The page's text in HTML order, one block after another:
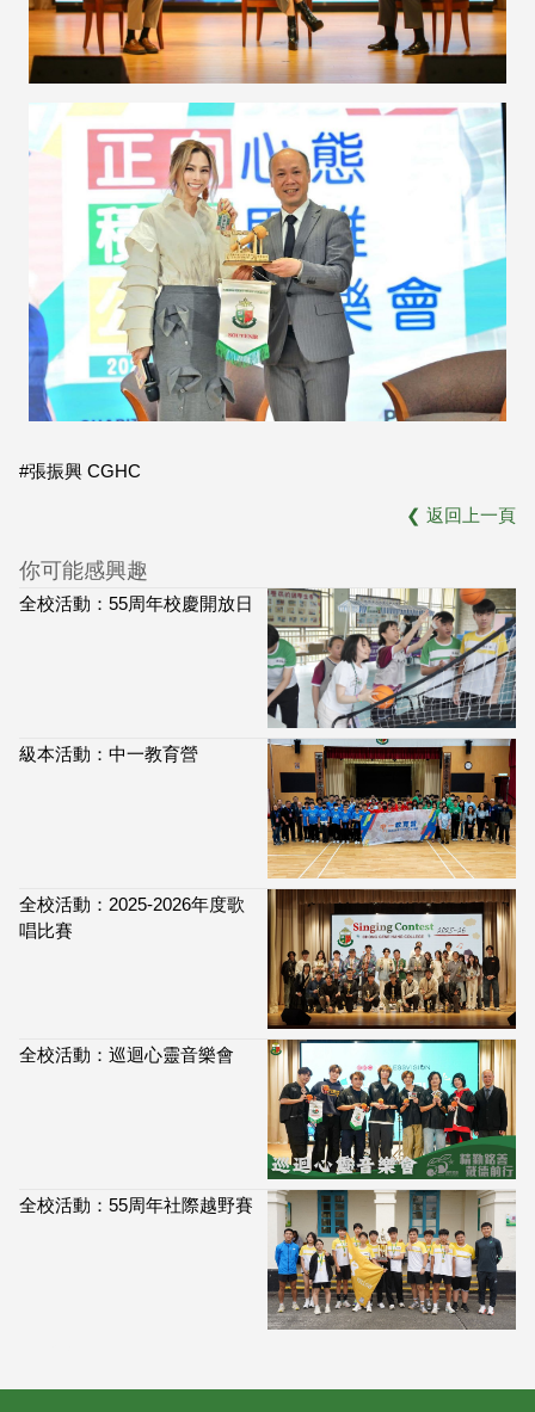
#張振興 CGHC
❮ 返回上一頁
你可能感興趣
全校活動：55周年校慶開放日
級本活動：中一教育營
全校活動：2025-2026年度歌
唱比賽
全校活動：巡迴心靈音樂會
全校活動：55周年社際越野賽